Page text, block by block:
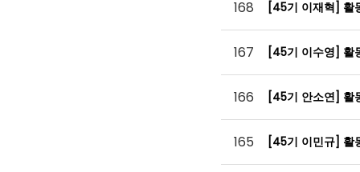
168 [45기 이재혁] 활
167 [45기 이수영] 활
166 [45기 안소연] 활
165 [45기 이민규] 활